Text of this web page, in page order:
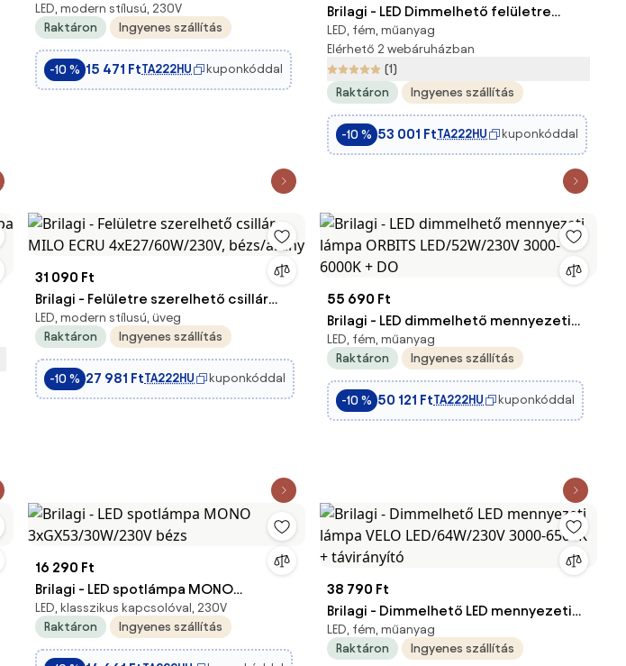
4xGU10/10W/230V fehér
LED, modern stílusú, 230V
Raktáron
Ingyenes szállítás
-10 % 15 471 FtTA222HU kuponkóddal
Brilagi - LED Dimmelhető felületre
szerelhető csillár ORBITS
LED/85W/230V 3000-6500K antracit +
távirányító
LED, fém, műanyag
Elérhető 2 webáruházban
(1)
Raktáron
Ingyenes szállítás
-10 % 53 001 FtTA222HU kuponkóddal
31 090 Ft
Brilagi - Felületre szerelhető csillár
MILO ECRU 4xE27/60W/230V,
bézs/arany
LED, modern stílusú, üveg
Raktáron
Ingyenes szállítás
-10 % 27 981 FtTA222HU kuponkóddal
55 690 Ft
Brilagi - LED dimmelhető mennyezeti
lámpa ORBITS LED/52W/230V 3000-
6000K + DO
LED, fém, műanyag
Raktáron
Ingyenes szállítás
-10 % 50 121 FtTA222HU kuponkóddal
16 290 Ft
Brilagi - LED spotlámpa MONO
3xGX53/30W/230V bézs
LED, klasszikus kapcsolóval, 230V
Raktáron
Ingyenes szállítás
38 790 Ft
Brilagi - Dimmelhető LED mennyezeti
lámpa VELO LED/64W/230V 3000-
6500K + távirányító
LED, fém, műanyag
Raktáron
Ingyenes szállítás